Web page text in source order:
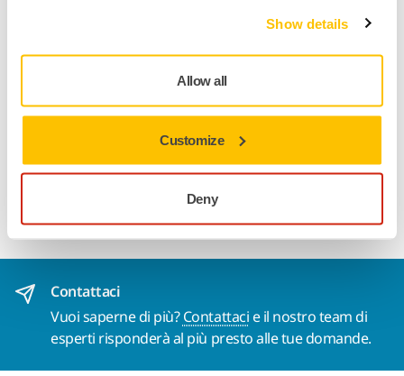
Show details
Allow all
Customize
Deny
Informazioni sul prodotto
Dettagli tecnici Download
Adatto per la carteggiatura manuale o leggera a macchina,
Hiomant offre una efficace rimozione di materiale e ottimi
risultati di levigatura, combinati con una lunga durata,
Contattaci
Vuoi saperne di più?Contattaci e il nostro team di
esperti risponderà al più presto alle tue domande.